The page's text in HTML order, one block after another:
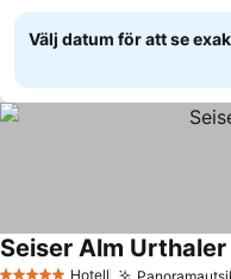
Välj datum för att se
Hotell
Seiser Alm Urthaler